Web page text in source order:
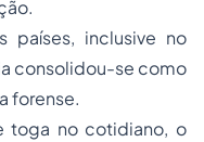
países, inclusive no
consolidou-se como
forense.
toga no cotidiano, o